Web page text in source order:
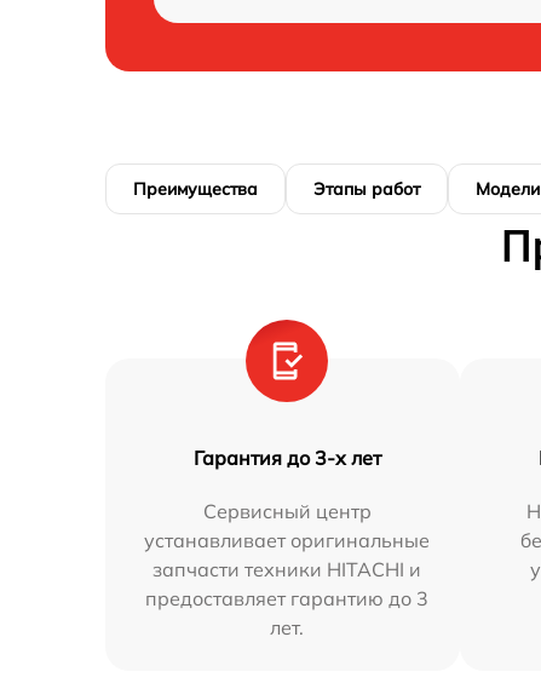
Преимущества Этапы работ Модели
Гарантия до 3-х лет
Сервисный центр
устанавливает оригинальные
запчасти техники HITACHI и
предоставляет гарантию до 3
лет.